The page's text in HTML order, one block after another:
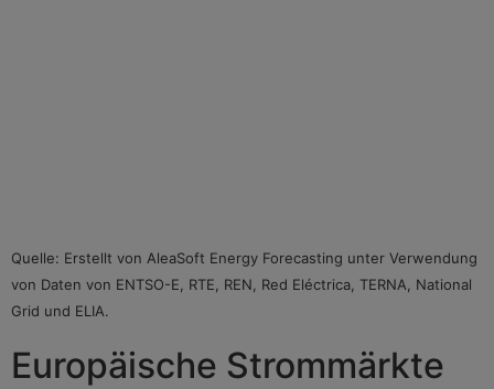
Quelle: Erstellt von AleaSoft Energy Forecasting unter Verwendung
von Daten von ENTSO-E, RTE, REN, Red Eléctrica, TERNA, National
Grid und ELIA.
Europäische Strommärkte